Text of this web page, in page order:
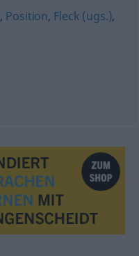
, Position, Fleck (ugs.),